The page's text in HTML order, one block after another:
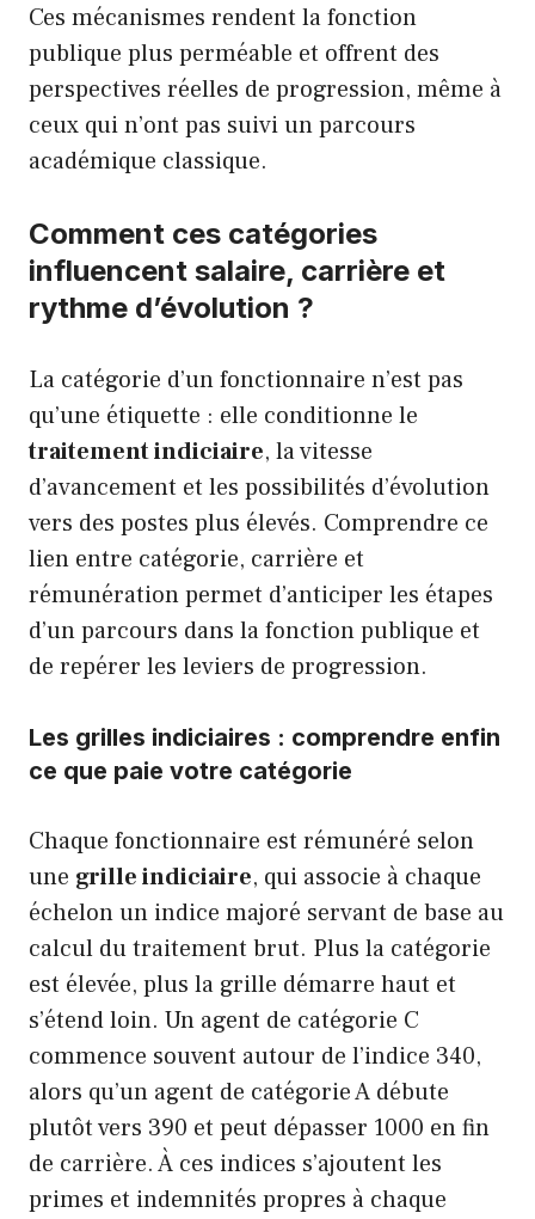
Ces mécanismes rendent la fonction
publique plus perméable et offrent des
perspectives réelles de progression, même à
ceux qui n’ont pas suivi un parcours
académique classique.
Comment ces catégories
influencent salaire, carrière et
rythme d’évolution ?
La catégorie d’un fonctionnaire n’est pas
qu’une étiquette : elle conditionne le
traitement indiciaire, la vitesse
d’avancement et les possibilités d’évolution
vers des postes plus élevés. Comprendre ce
lien entre catégorie, carrière et
rémunération permet d’anticiper les étapes
d’un parcours dans la fonction publique et
de repérer les leviers de progression.
Les grilles indiciaires : comprendre enfin
ce que paie votre catégorie
Chaque fonctionnaire est rémunéré selon
une grille indiciaire, qui associe à chaque
échelon un indice majoré servant de base au
calcul du traitement brut. Plus la catégorie
est élevée, plus la grille démarre haut et
s’étend loin. Un agent de catégorie C
commence souvent autour de l’indice 340,
alors qu’un agent de catégorie A débute
plutôt vers 390 et peut dépasser 1000 en fin
de carrière. À ces indices s’ajoutent les
primes et indemnités propres à chaque